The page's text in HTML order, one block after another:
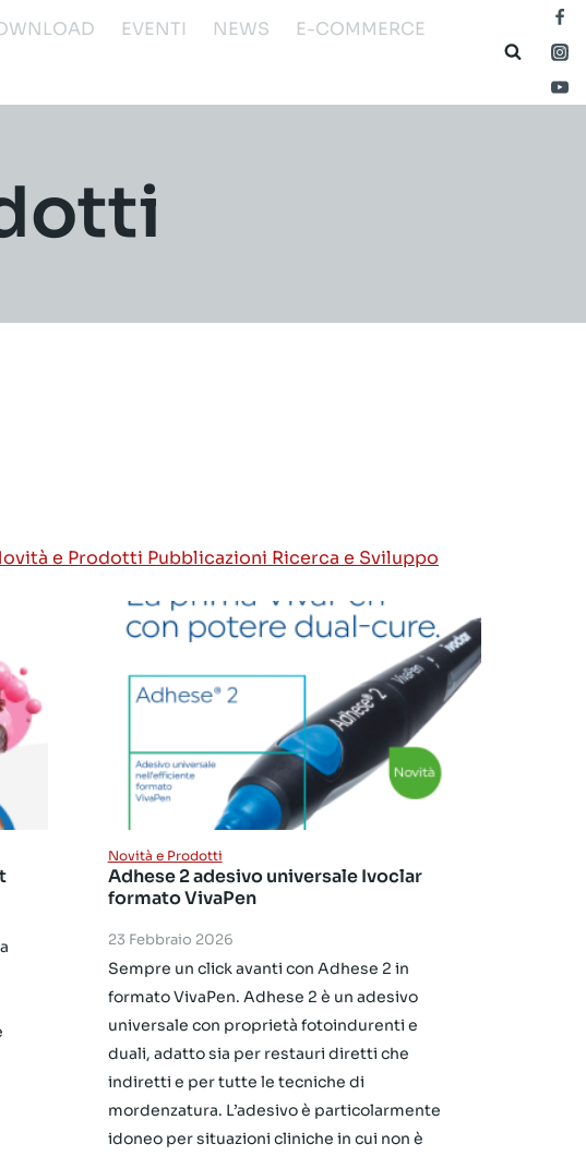
EVENTI NEWS
E-COMMERCE
e Prodotti Pubblicazioni Ricerca e Sviluppo
Novità e Prodotti
Adhese 2 adesivo universale Ivoclar
formato VivaPen
23 Febbraio 2026
Sempre un click avanti con Adhese 2 in
formato VivaPen. Adhese 2 è un adesivo
universale con proprietà fotoindurenti e
duali, adatto sia per restauri diretti che
indiretti e per tutte le tecniche di
mordenzatura. L’adesivo è particolarmente
idoneo per situazioni cliniche in cui non è